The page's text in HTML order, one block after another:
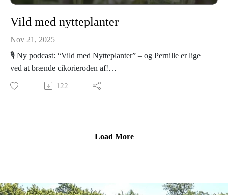
Vild med nytteplanter
Nov 21, 2025
🎙️ Ny podcast: “Vild med Nytteplanter” – og Pernille er lige
ved at brænde cikorieroden af!
Pernille og Christine har igen fundet deres indre krea-hekse
frem – og hold nu op, der bobler i kedlen! I dette afsnit løfter
Der er nemlig alt fra kaffeerstatning til urtete og små mirakler
klar til at dyrke de skøre, sjove og supernyttige planter, du
122
Load More